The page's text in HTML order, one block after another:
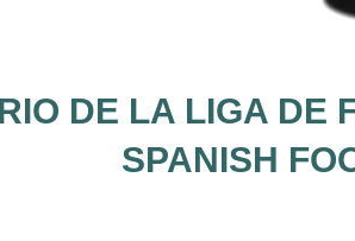
DE LA LIGA DE
SPANISH